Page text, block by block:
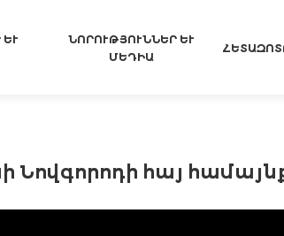
Ֆ
ՆՈՐՈՒԹՅՈՒՆՆԵՐ ԵՒ Մ
ԵԴԻԱ
Նովգորոդի հայ